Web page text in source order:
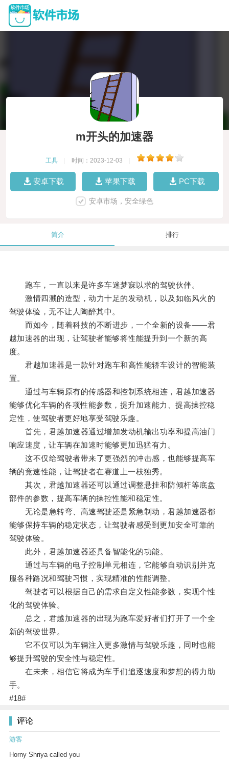
m开头的加速器
工具 时间：2023-12-03
安卓下载 苹果下载 PC下载
安卓市场，安全绿色
简介 排行
跑车，一直以来是许多车迷梦寐以求的驾驶伙伴。
激情四溅的造型，动力十足的发动机，以及如临风火的
驾驶体验，无不让人陶醉其中。
而如今，随着科技的不断进步，一个全新的设备——君
越加速器的出现，让驾驶者能够将性能提升到一个新的高
度。
君越加速器是一款针对跑车和高性能轿车设计的智能装
置。
通过与车辆原有的传感器和控制系统相连，君越加速器
能够优化车辆的各项性能参数，提升加速能力、提高操控稳
定性，使驾驶者更好地享受驾驶乐趣。
首先，君越加速器通过增加发动机输出功率和提高油门
响应速度，让车辆在加速时能够更加迅猛有力。
这不仅给驾驶者带来了更强烈的冲击感，也能够提高车
辆的竞速性能，让驾驶者在赛道上一枝独秀。
其次，君越加速器还可以通过调整悬挂和防倾杆等底盘
部件的参数，提高车辆的操控性能和稳定性。
无论是急转弯、高速驾驶还是紧急制动，君越加速器都
能够保持车辆的稳定状态，让驾驶者感受到更加安全可靠的
驾驶体验。
此外，君越加速器还具备智能化的功能。
通过与车辆的电子控制单元相连，它能够自动识别并克
服各种路况和驾驶习惯，实现精准的性能调整。
驾驶者可以根据自己的需求自定义性能参数，实现个性
化的驾驶体验。
总之，君越加速器的出现为跑车爱好者们打开了一个全
新的驾驶世界。
它不仅可以为车辆注入更多激情与驾驶乐趣，同时也能
够提升驾驶的安全性与稳定性。
在未来，相信它将成为车手们追逐速度和梦想的得力助
手。
#18#
评论
游客
Horny Shriya called you